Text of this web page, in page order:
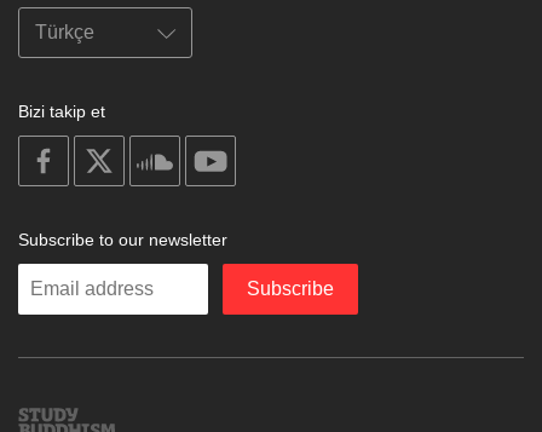
Bizi takip et
on
facebook
soundcloud
Subscribe to our newsletter
Enter
Subscribe
Study